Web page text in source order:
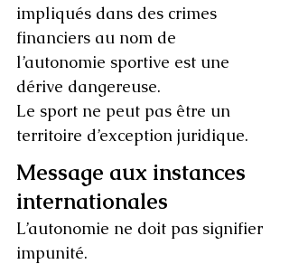
impliqués dans des crimes
financiers au nom de
l’autonomie sportive est une
dérive dangereuse.
Le sport ne peut pas être un
territoire d’exception juridique.
Message aux instances
internationales
L’autonomie ne doit pas signifier
impunité.